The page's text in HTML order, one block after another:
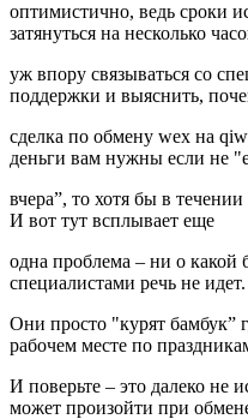
оптимистично, ведь сроки
затянуться на несколько
уж впору связываться со
поддержки и выяснить,
сделка по обмену wex на
деньги вам нужны если не
вчера”, то хотя бы в
И вот тут всплывает еще
одна проблема – ни о какой
специалистами речь не идет.
Они просто "курят бамбук”
рабочем месте по
И поверьте – это далеко не
может произойти при